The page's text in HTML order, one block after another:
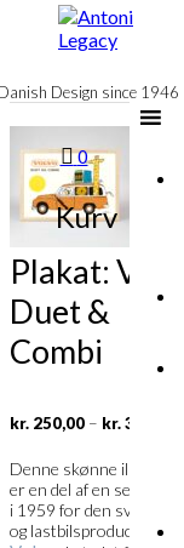
indhold
Design since 1946
0
Kurv
Plakat: Volvo
Duet &
Combi
kr. 250,00 – kr.395,00
Denne skønne
er en del af en serie
i 1959 for den svenske
og lastbilsproducent,